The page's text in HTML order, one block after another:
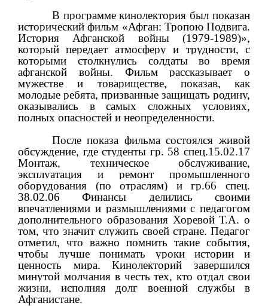
В программе кинолектория был показан
исторический фильм «Афган: Тропою Подвига.
История Афганской войны (1979-1989)»,
который передает атмосферу и трудности, с
которыми столкнулись солдаты во время
афганской войны. Фильм рассказывает о
мужестве и товариществе, показав, как
молодые ребята, призванные защищать родину,
оказывались в самых сложных условиях,
полных опасностей и неопределенности.
После показа фильма состоялся живой
обсуждение, где студенты гр. 58 спец.15.02.17
Монтаж, техническое обслуживание,
эксплуатация и ремонт промышленного
оборудования (по отраслям) и гр.66 спец.
38.02.06 Финансы делились своими
впечатлениями и размышлениями с педагогом
дополнительного образования Хоревой Т.А. о
том, что значит служить своей стране. Педагог
отметил, что важно помнить такие события,
чтобы лучше понимать уроки истории и
ценность мира. Кинолекторий завершился
минутой молчания в честь тех, кто отдал свои
жизни, исполняя долг военной службы в
Афганистане.